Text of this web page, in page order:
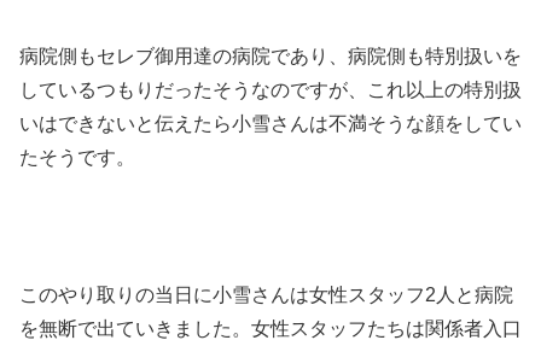
病院側もセレブ御用達の病院であり、病院側も特別扱いを
しているつもりだったそうなのですが、これ以上の特別扱
いはできないと伝えたら小雪さんは不満そうな顔をしてい
たそうです。
このやり取りの当日に小雪さんは女性スタッフ2人と病院
を無断で出ていきました。女性スタッフたちは関係者入口